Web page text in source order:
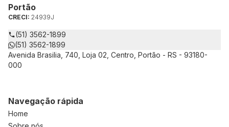
Portão
CRECI: 24939J
(51) 3562-1899
(51) 3562-1899
Avenida Brasilia, 740, Loja 02, Centro, Portão - RS - 93180-
000
Navegação rápida
Home